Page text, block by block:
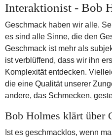
Interaktionist - Bob
Geschmack haben wir alle.
es sind alle Sinne, die den
Geschmack ist mehr als
ist verblüffend, dass wir ihn
Komplexität entdecken.
die eine Qualität unserer
andere, das Schmecken,
Bob Holmes klärt über
Ist es geschmacklos, wenn